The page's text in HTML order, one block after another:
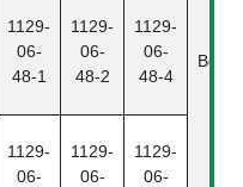
1129-
06-
48-1
1129-
06-
48-2
1129-
06-
48-4
1129-
06-
1129-
06-
1129-
06-